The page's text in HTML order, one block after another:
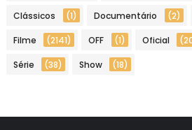
Clássicos (1) Documentário (2)
Filme (2141) OFF (1) Oficial
Série (38) Show (18)